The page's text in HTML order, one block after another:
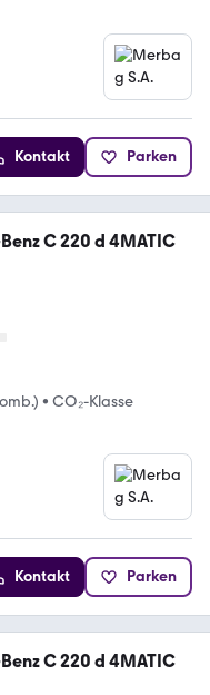
Kontakt Parken
C 220 d 4MATIC
• CO₂-Klasse
Kontakt Parken
C 220 d 4MATIC